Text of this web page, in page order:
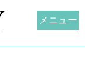
メニュー